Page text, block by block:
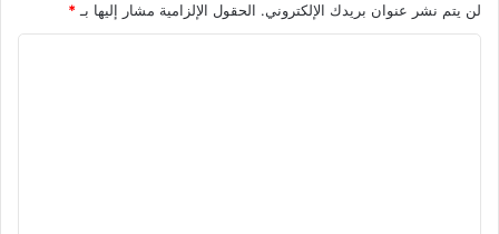
لن يتم نشر عنوان بريدك الإلكتروني. الحقول الإلزامية مشار إليها بـ *